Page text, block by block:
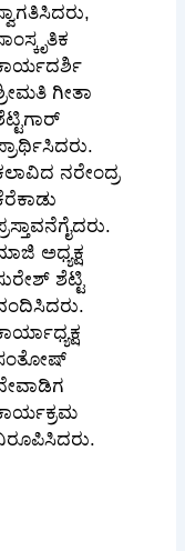
ಗೀತಾ
ನರೇಂದ್ರ
ಅಧ್ಯಕ್ಷ
ಶೆಟ್ಟಿ